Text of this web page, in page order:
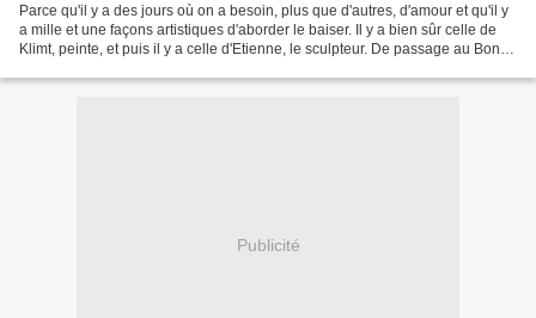
Parce qu'il y a des jours où on a besoin, plus que d'autres, d'amour et qu'il y
a mille et une façons artistiques d'aborder le baiser. Il y a bien sûr celle de
Klimt, peinte, et puis il y a celle d'Etienne, le sculpteur. De passage au Bon
Publicité